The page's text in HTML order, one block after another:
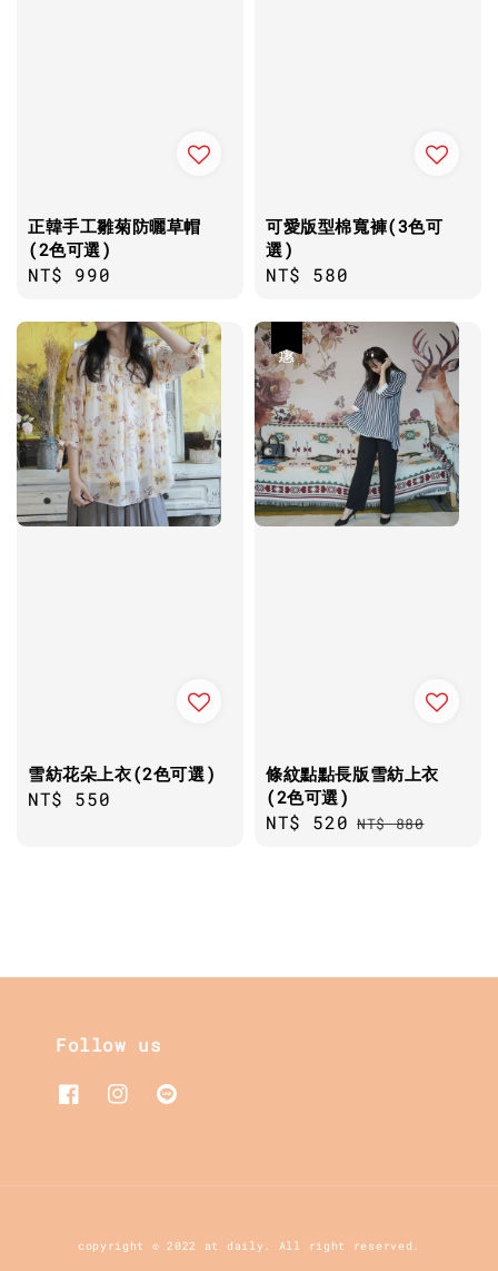
正韓手工雛菊防曬草帽
(2色可選)
Regular
NT$ 990
可愛版型棉寬褲(3色可
選)
Regular
NT$ 580
雪紡花朵上衣(2色可選)
Regular
NT$ 550
條紋點點長版雪紡上衣
(2色可選)
Sale
NT$ 520 Regular
NT$ 880
Follow us
copyright © 2022 at daily. All right reserved.